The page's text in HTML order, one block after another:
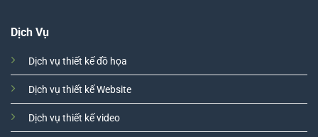
Dịch Vụ
Dịch vụ thiết kế đồ họa
Dịch vụ thiết kế Website
Dịch vụ thiết kế video